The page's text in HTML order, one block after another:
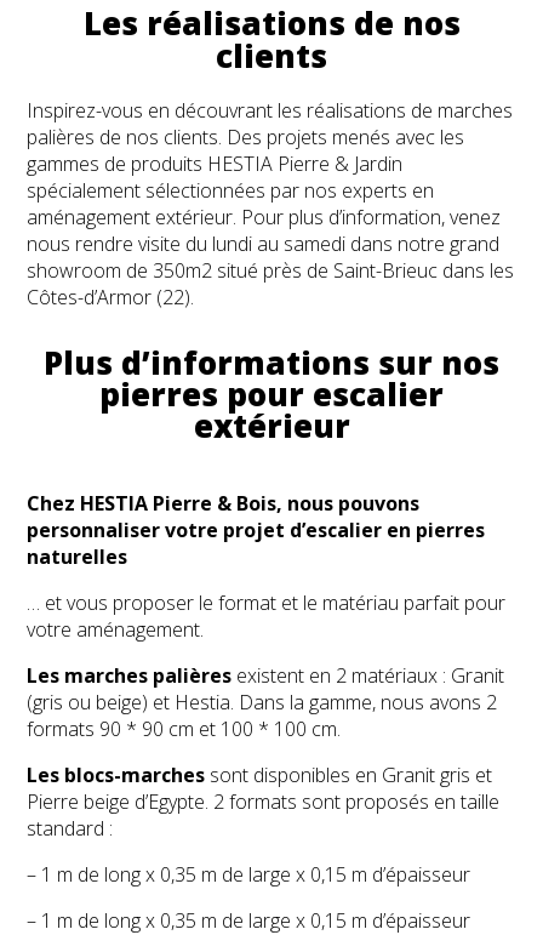
Les réalisations de nos
clients
Inspirez-vous en découvrant les réalisations de marches
palières de nos clients. Des projets menés avec les
gammes de produits HESTIA Pierre & Jardin
spécialement sélectionnées par nos experts en
aménagement extérieur. Pour plus d’information, venez
nous rendre visite du lundi au samedi dans notre grand
showroom de 350m2 situé près de Saint-Brieuc dans les
Côtes-d’Armor (22).
Plus d’informations sur nos
pierres pour escalier
extérieur
Chez HESTIA Pierre & Bois, nous pouvons
personnaliser votre projet d’escalier en pierres
naturelles
… et vous proposer le format et le matériau parfait pour
votre aménagement.
Les marches palières existent en 2 matériaux : Granit
(gris ou beige) et Hestia. Dans la gamme, nous avons 2
formats 90 * 90 cm et 100 * 100 cm.
Les blocs-marches sont disponibles en Granit gris et
Pierre beige d’Egypte. 2 formats sont proposés en taille
standard :
– 1 m de long x 0,35 m de large x 0,15 m d’épaisseur
– 1 m de long x 0,35 m de large x 0,15 m d’épaisseur